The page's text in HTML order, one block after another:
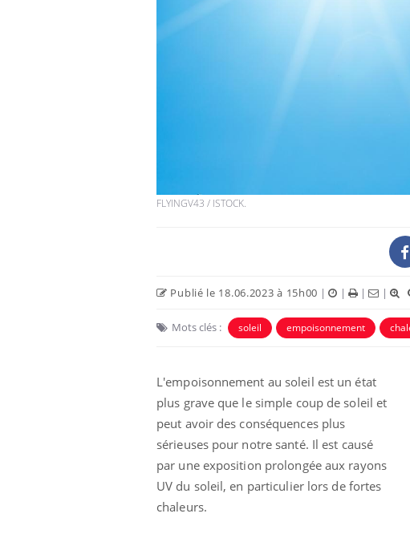
FLYINGV43 / ISTOCK.
Publié le 18.06.2023 à 15h00 | | | |
Mots clés : soleil empoisonnement
L'empoisonnement au soleil est un état
plus grave que le simple coup de soleil et
peut avoir des conséquences plus
sérieuses pour notre santé. Il est causé
par une exposition prolongée aux rayons
UV du soleil, en particulier lors de fortes
chaleurs.
Mordue par un
secourue grâce à un